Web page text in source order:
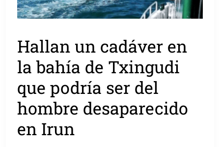
Hallan un cadáver en
la bahía de Txingudi
que podría ser del
hombre desaparecido
en Irun